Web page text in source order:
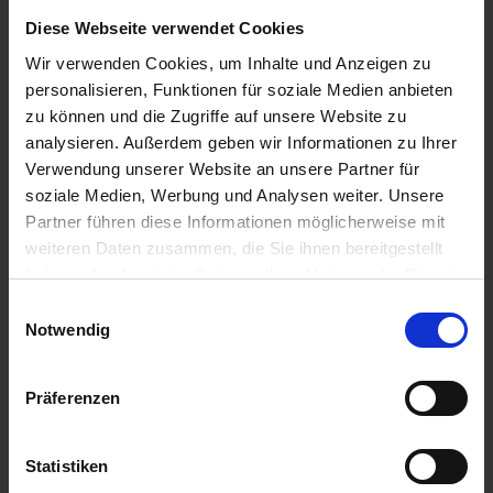
Diese Webseite verwendet Cookies
Wir verwenden Cookies, um Inhalte und Anzeigen zu
personalisieren, Funktionen für soziale Medien anbieten
zu können und die Zugriffe auf unsere Website zu
analysieren. Außerdem geben wir Informationen zu Ihrer
Verwendung unserer Website an unsere Partner für
soziale Medien, Werbung und Analysen weiter. Unsere
Partner führen diese Informationen möglicherweise mit
weiteren Daten zusammen, die Sie ihnen bereitgestellt
haben oder die sie im Rahmen Ihrer Nutzung der Dienste
Notwendig
Präferenzen
Statistiken
Jahrzehntelange Erfahrung
Günter Klenke bringt über 30 Jahre Erfahrung in